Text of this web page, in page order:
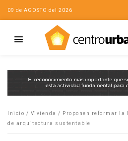
09 de AGOSTO del 2026
Inicio / Vivienda /
Proponen reformar la
de arquitectura sustentable